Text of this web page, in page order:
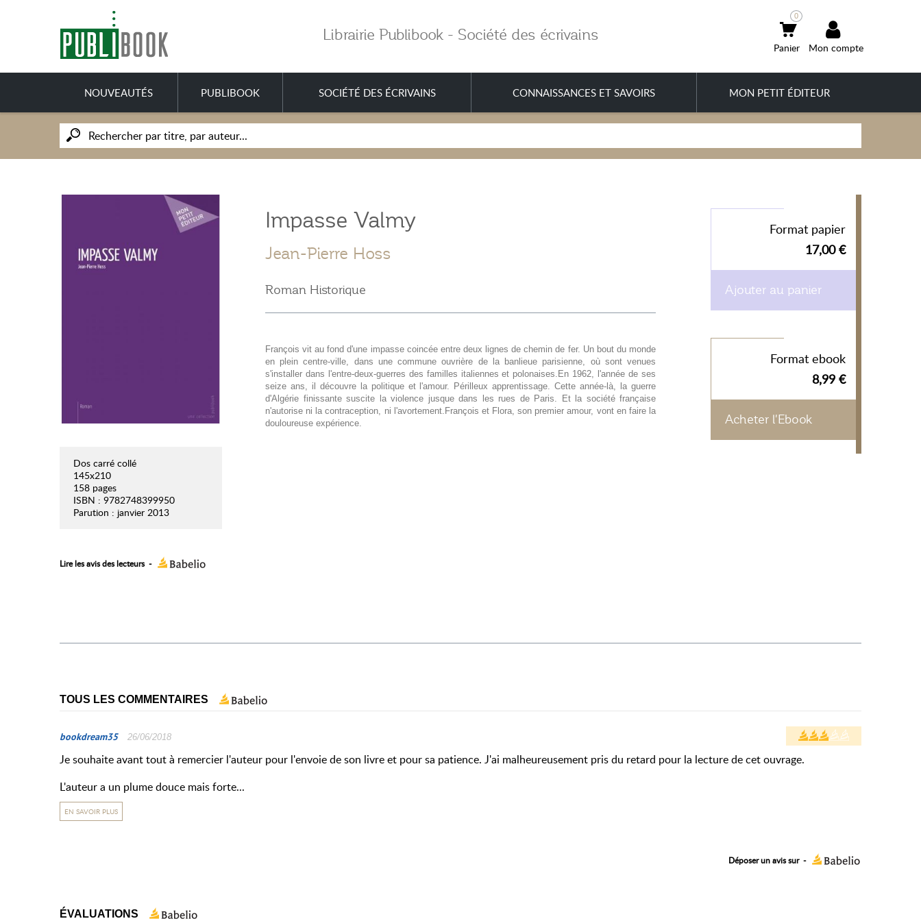
Librairie Publibook - Société des écrivains
Mon compte
0
NOUVEAUTÉS PUBLIBOOK SOCIÉTÉ DES ÉCRIVAINS CONNAISSANCES ET SAVOIRS MON PETIT ÉDITEUR
Dos carré collé
145x210
158 pages
ISBN : 9782748399950
Parution : janvier 2013
Lire les avis des lecteurs -
Impasse Valmy
Jean-Pierre Hoss
Roman Historique
François vit au fond d'une impasse coincée entre deux lignes de chemin de fer. Un bout du monde
en plein centre-ville, dans une commune ouvrière de la banlieue parisienne, où sont venues
s'installer dans l'entre-deux-guerres des familles italiennes et polonaises.En 1962, l'année de ses
seize ans, il découvre la politique et l'amour. Périlleux apprentissage. Cette année-là, la guerre
d'Algérie finissante suscite la violence jusque dans les rues de Paris. Et la société française
n'autorise ni la contraception, ni l'avortement.François et Flora, son premier amour, vont en faire la
douloureuse expérience.
Format papier
17,00 €
Ajouter au panier
Format ebook
8,99 €
Acheter l'Ebook
TOUS LES COMMENTAIRES
bookdream35 26/06/2018
Je souhaite avant tout à remercier l'auteur pour l'envoie de son livre et pour sa patience. J'ai malheureusement pris du retard pour la lecture de cet ouvrage.
L'auteur a un plume douce mais forte...
EN SAVOIR PLUS
Déposer un avis sur -
ÉVALUATIONS